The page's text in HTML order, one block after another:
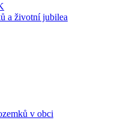
a životní jubilea
v obci